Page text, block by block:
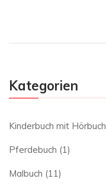
Kategorien
Kinderbuch mit Hörbuch
Pferdebuch (1)
Malbuch (11)